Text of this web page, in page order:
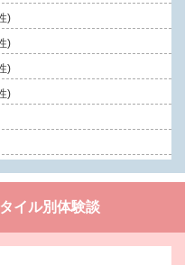
)
)
)
)
イル別体験談